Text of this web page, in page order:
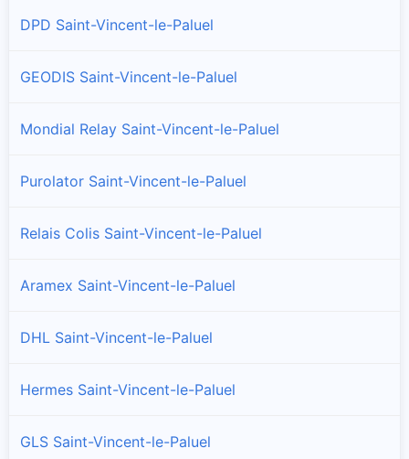
DPD Saint-Vincent-le-Paluel
GEODIS Saint-Vincent-le-Paluel
Mondial Relay Saint-Vincent-le-Paluel
Purolator Saint-Vincent-le-Paluel
Relais Colis Saint-Vincent-le-Paluel
Aramex Saint-Vincent-le-Paluel
DHL Saint-Vincent-le-Paluel
Hermes Saint-Vincent-le-Paluel
GLS Saint-Vincent-le-Paluel